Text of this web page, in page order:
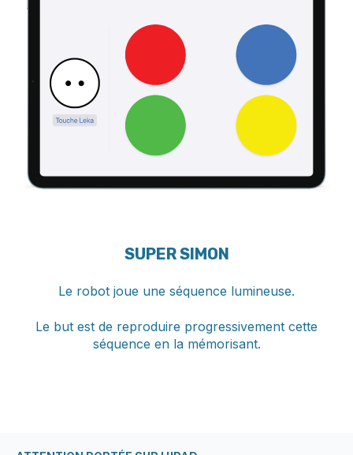
SUPER SIMON
Le robot joue une séquence lumineuse.
Le but est de reproduire progressivement cette
séquence en la mémorisant.